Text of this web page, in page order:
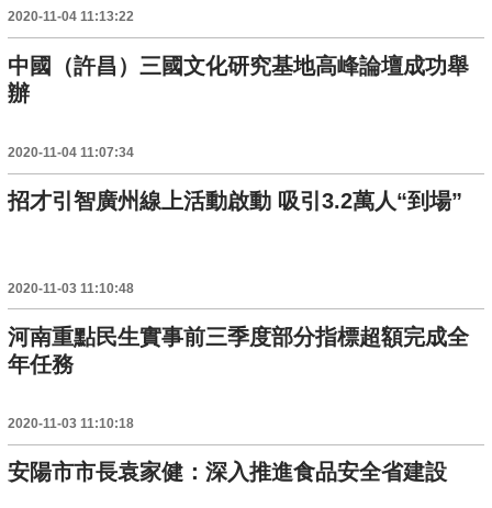
2020-11-04 11:13:22
中國（許昌）三國文化研究基地高峰論壇成功舉
辦
2020-11-04 11:07:34
招才引智廣州線上活動啟動 吸引3.2萬人“到場”
2020-11-03 11:10:48
河南重點民生實事前三季度部分指標超額完成全
年任務
2020-11-03 11:10:18
安陽市市長袁家健：深入推進食品安全省建設